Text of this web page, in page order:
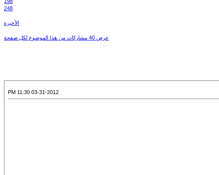
248
الأخيرة
عرض 40 مشاركات من هذا الموضوع لكل صفحة
03-31-2012 11:30 PM